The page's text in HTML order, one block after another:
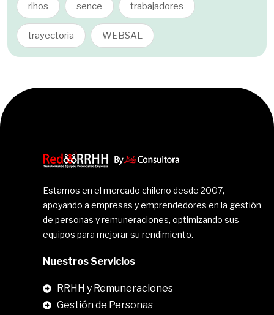
rihos sence trabajadores
trayectoria WEBSAL
Estamos en el mercado chileno desde 2007,
apoyando a empresas y emprendedores en la gestión
de personas y remuneraciones, optimizando sus
equipos para mejorar su rendimiento.
Nuestros Servicios
RRHH y Remuneraciones
Gestión de Personas